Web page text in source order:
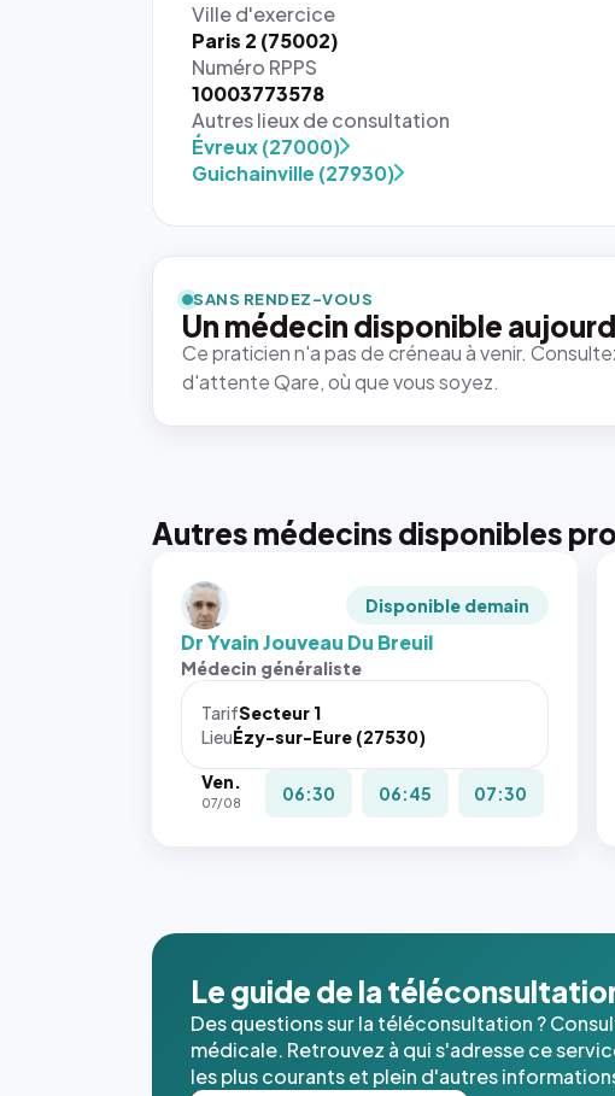
Ville d'exercice
Paris 2 (75002)
Numéro RPPS
10003773578
Autres lieux de consultation
Évreux (27000)
Guichainville (27930)
SANS RENDEZ-VOUS
Un médecin disponible
Ce praticien n'a pas de créneau à venir.
d'attente Qare, où que vous soyez.
Autres médecins disponibles
Disponible demain
Dr Yvain Jouveau Du Breuil
Médecin généraliste
TarifSecteur 1
LieuÉzy-sur-Eure (27530)
Ven.
07/08 06:30 06:45 07:30
Le guide de la
Des questions sur la téléconsultation ?
médicale. Retrouvez à qui s'adresse ce
les plus courants et plein d'autres